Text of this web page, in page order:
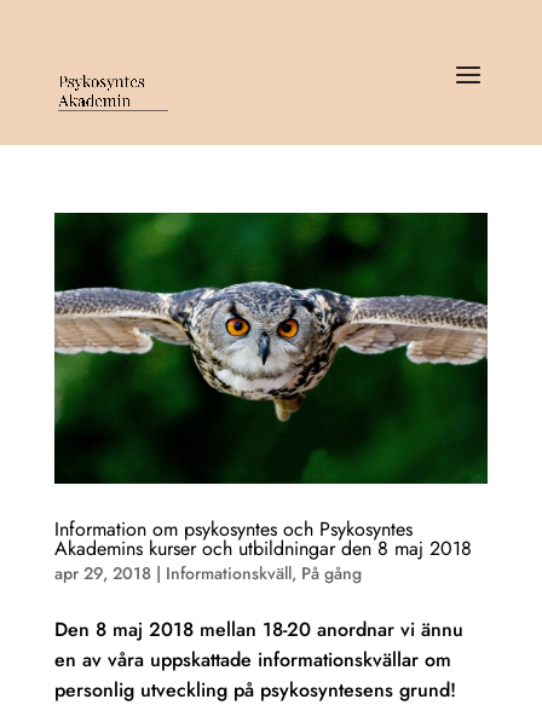
Information om psykosyntes och Psykosyntes
Akademins kurser och utbildningar den 8 maj 2018
apr 29, 2018| Informationskväll, På gång
Den 8 maj 2018 mellan 18-20 anordnar vi ännu
en av våra uppskattade informationskvällar om
personlig utveckling på psykosyntesens grund!